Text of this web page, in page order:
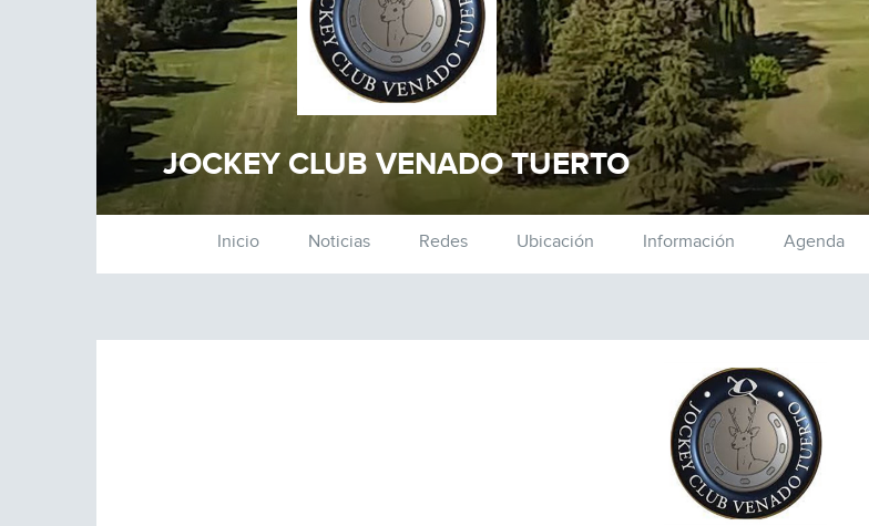
JOCKEY CLUB VENADO TUERTO
Inicio Noticias Redes Ubicación Información Agenda